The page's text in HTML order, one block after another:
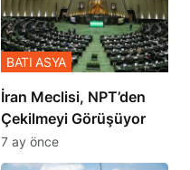
İran Meclisi, NPT’den
Çekilmeyi Görüşüyor
BATI ASYA
7 ay önce